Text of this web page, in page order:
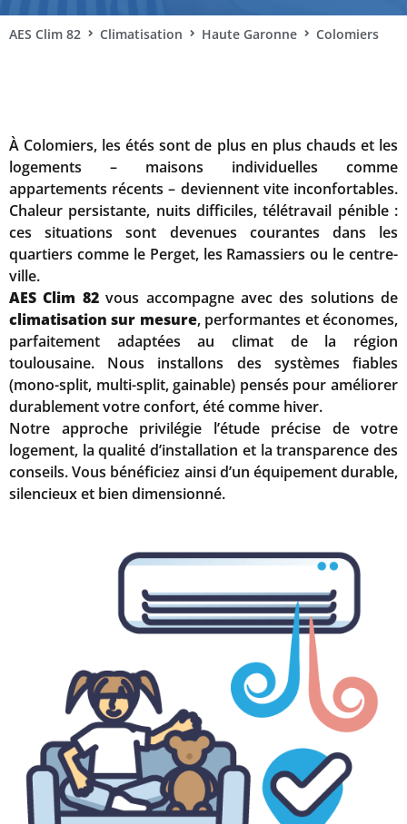
AES Clim 82 Climatisation Haute Garonne Colomiers
À Colomiers, les étés sont de plus en plus chauds et les
logements – maisons individuelles comme
appartements récents – deviennent vite inconfortables.
Chaleur persistante, nuits difficiles, télétravail pénible :
ces situations sont devenues courantes dans les
quartiers comme le Perget, les Ramassiers ou le centre-
ville.
AES Clim 82vous accompagne avec des solutions de
climatisation sur mesure, performantes et économes,
parfaitement adaptées au climat de la région
toulousaine. Nous installons des systèmes fiables
(mono-split, multi-split, gainable) pensés pour améliorer
durablement votre confort, été comme hiver.
Notre approche privilégie l’étude précise de votre
logement, la qualité d’installation et la transparence des
conseils. Vous bénéficiez ainsi d’un équipement durable,
silencieux et bien dimensionné.